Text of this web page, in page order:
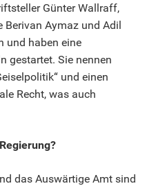
Günter Wallraff,
Berivan Aymaz und Adil
und haben eine
gestartet. Sie nennen
und einen
Recht, was auch
das Auswärtige Amt sind